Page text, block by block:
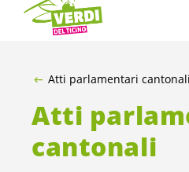
Atti parlamentari cantonali
Atti
cantonali